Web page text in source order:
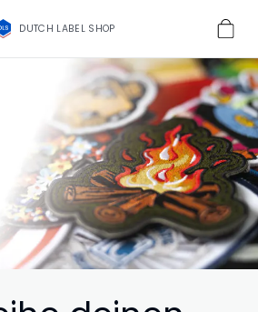
DUTCH LABEL SHOP